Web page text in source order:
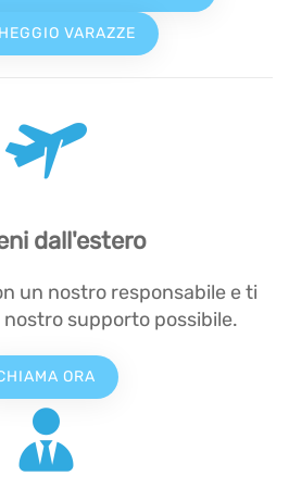
VARAZZE
dall'estero
un nostro responsabile e ti
supporto possibile.
ORA